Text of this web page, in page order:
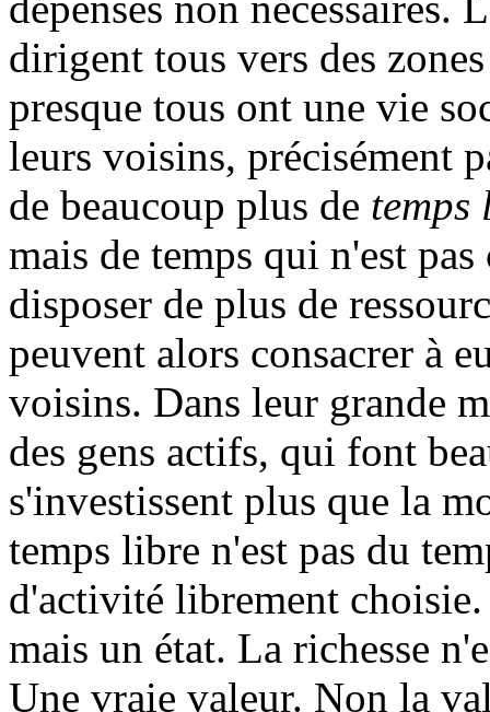
dirigent tous vers des
presque tous ont une vie
leurs voisins, précisément
de beaucoup plus de temps
mais de temps qui n'est
disposer de plus de
peuvent alors consacrer à
voisins. Dans leur grande
des gens actifs, qui font
s'investissent plus que la
temps libre n'est pas du
d'activité librement
mais un état. La richesse
Une vraie valeur. Non la